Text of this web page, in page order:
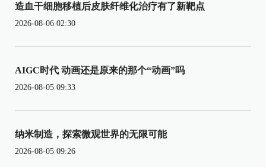
造血干细胞移植后皮肤纤维化治疗有了新靶点
2026-08-06 02:30
AIGC时代 动画还是原来的那个“动画”吗
2026-08-05 09:33
纳米制造，探索微观世界的无限可能
2026-08-05 09:26